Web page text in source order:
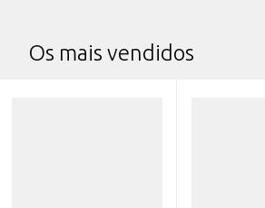
Os mais vendidos